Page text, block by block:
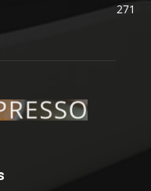
271